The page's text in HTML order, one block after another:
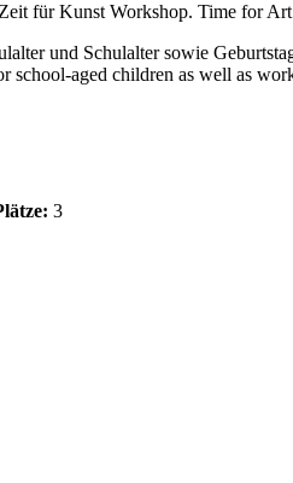
für Kunst Workshop. Time for
und Schulalter sowie
school-aged children as well as
3